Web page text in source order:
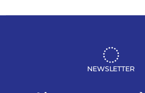
NEWSLETTER